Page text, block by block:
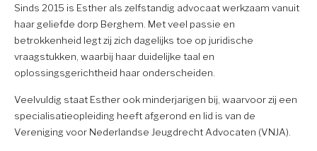
Sinds 2015 is Esther als zelfstandig advocaat werkzaam vanuit
haar geliefde dorp Berghem. Met veel passie en
betrokkenheid legt zij zich dagelijks toe op juridische
vraagstukken, waarbij haar duidelijke taal en
oplossingsgerichtheid haar onderscheiden.
Veelvuldig staat Esther ook minderjarigen bij, waarvoor zij een
specialisatieopleiding heeft afgerond en lid is van de
Vereniging voor Nederlandse Jeugdrecht Advocaten (VNJA).